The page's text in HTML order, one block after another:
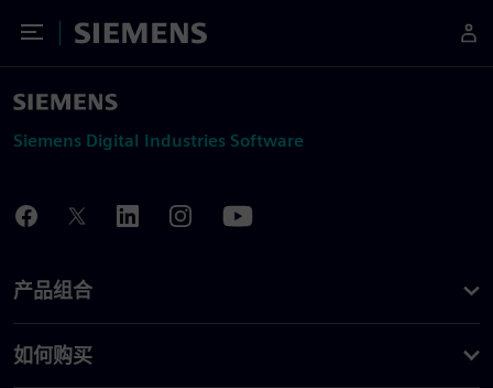
Toggle Menu
Siemens
Siemens Digital Industries Software
产品组合
如何购买